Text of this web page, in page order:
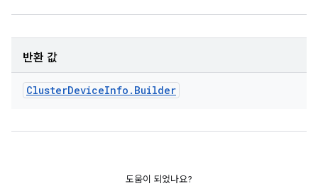
반환 값
ClusterDeviceInfo . Builder
도움이 되었나요?